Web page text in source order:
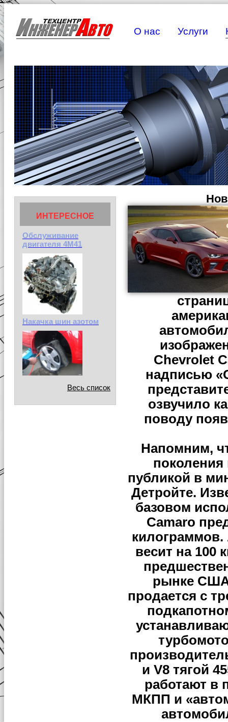
О нас Услуги
ИНТЕРЕСНОЕ
Обслуживание
двигателя 4М41
Накачка шин азотом
Весь список
Chevrolet
надписью
озвучило
поводу
Напомним,
публикой в
Детройте.
базовом
Camaro
весит на 100
рынке США
продается с
и V8 тягой
работают в
МКПП и